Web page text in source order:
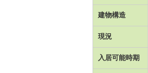
建物構造
現況
入居可能時期